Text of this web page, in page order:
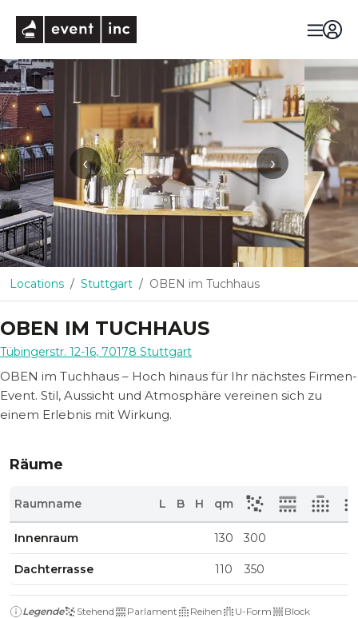
‹ ›
Locations Stuttgart OBEN im Tuchhaus
OBEN IM TUCHHAUS
Tübingerstr. 12-16, 70178 Stuttgart
OBEN im Tuchhaus – Hoch hinaus für Ihr nächstes Firmen-
Event. Stil, Aussicht und Atmosphäre vereinen sich zu
einem Erlebnis mit Wirkung.
Räume
Raumname L B H qm
Innenraum 130 300
Dachterrasse 110 350
Legende Stehend Parlament Reihen U-Form
Block